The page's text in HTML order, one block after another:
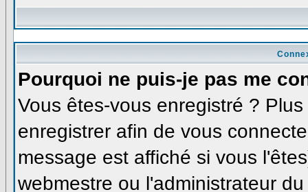
Pourquoi ne puis-je pas me
Vous êtes-vous enregistré ?
enregistrer afin de vous
message est affiché si vous
webmestre ou l'administrateur